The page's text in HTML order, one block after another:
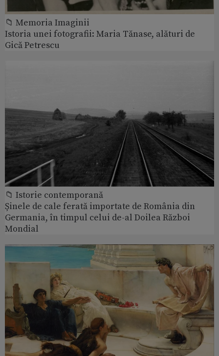
📁 Memoria Imaginii
Istoria unei fotografii: Maria Tănase, alături de
Gică Petrescu
📁 Istorie contemporană
Șinele de cale ferată importate de România din
Germania, în timpul celui de-al Doilea Război
Mondial